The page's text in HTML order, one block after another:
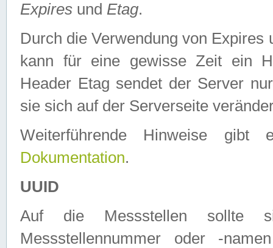
Expires und Etag.
Durch die Verwendung von
kann für eine gewisse Zeit ein
Header Etag sendet der Server
sie sich auf der Serverseite
Weiterführende Hinweise
Dokumentation.
UUID
Auf die Messstellen sollte
Messstellennummer oder -